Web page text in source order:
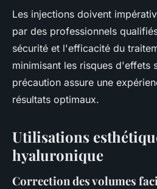
Les injections doivent
par des professionnels
sécurité et l'efficacité du
minimisant les risques d'effets
précaution assure une
résultats optimaux.
Utilisations
hyaluronique
Correction des volumes